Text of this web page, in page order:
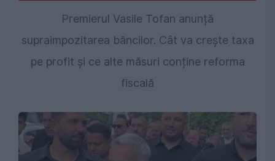
Premierul Vasile Tofan anunță
supraimpozitarea băncilor. Cât va crește taxa
pe profit și ce alte măsuri conține reforma
fiscală